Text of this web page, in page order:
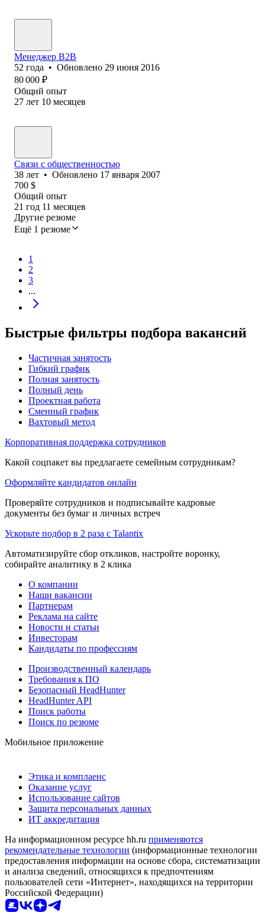
Менеджер В2В
52 года • Обновлено 29 июня 2016
80 000 ₽
Общий опыт
27 лет 10 месяцев
Связи с общественностью
38 лет • Обновлено 17 января 2007
700 $
Общий опыт
21 год 11 месяцев
Другие резюме
Ещё 1 резюме
1
2
3
...
Быстрые фильтры подбора вакансий
Частичная занятость
Гибкий график
Полная занятость
Полный день
Проектная работа
Сменный график
Вахтовый метод
Корпоративная поддержка сотрудников
Какой соцпакет вы предлагаете семейным сотрудникам?
Оформляйте кандидатов онлайн
Проверяйте сотрудников и подписывайте кадровые
документы без бумаг и личных встреч
Ускорьте подбор в 2 раза с Talantix
Автоматизируйте сбор откликов, настройте воронку,
собирайте аналитику в 2 клика
О компании
Наши вакансии
Партнерам
Реклама на сайте
Новости и статьи
Инвесторам
Кандидаты по профессиям
Производственный календарь
Требования к ПО
Безопасный HeadHunter
HeadHunter API
Поиск работы
Поиск по резюме
Мобильное приложение
Этика и комплаенс
Оказание услуг
Использование сайтов
Защита персональных данных
ИТ аккредитация
На информационном ресурсе hh.ru применяются
рекомендательные технологии (информационные технологии
предоставления информации на основе сбора, систематизации
и анализа сведений, относящихся к предпочтениям
пользователей сети «Интернет», находящихся на территории
Российской Федерации)